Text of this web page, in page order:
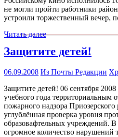
не могли пройти работники
устроили торжественный вечер,
Читать далее
Защитите детей!
06.09.2008 Из Почты Редакции
Защитите детей! 06 сентября
учебного года территориальным
пожарного надзора Приозерского
углублённая проверка уровня
образовафтельных учреждений.
огромное количество нарушений